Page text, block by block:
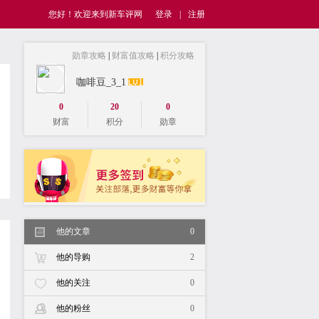
您好！欢迎来到新车评网 登录 注册
勋章攻略 财富值攻略 积分攻略
咖啡豆_3_1
0
财富
20
积分
0
勋章
0
他的文章
2
他的导购
0
他的关注
0
他的粉丝